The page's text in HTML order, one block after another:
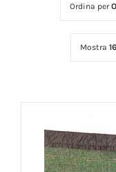
Ordina per
Mostra